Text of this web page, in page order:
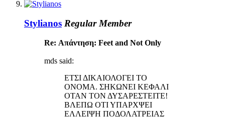
Stylianos Regular Member
Re: Απάντηση: Feet and Not Only
mds said:
ΕΤΣΙ ΔΙΚΑΙΟΛΟΓΕΙ ΤΟ
ΟΝΟΜΑ. ΣΗΚΩΝΕΙ ΚΕΦΑΛΙ
ΟΤΑΝ ΤΟΝ ΔΥΣΑΡΕΣΤΕΙΤΕ!
ΒΛΕΠΩ ΟΤΙ ΥΠΑΡΧΨΕΙ
ΕΛΛΕΙΨΗ ΠΟΔΟΛΑΤΡΕΙΑΣ